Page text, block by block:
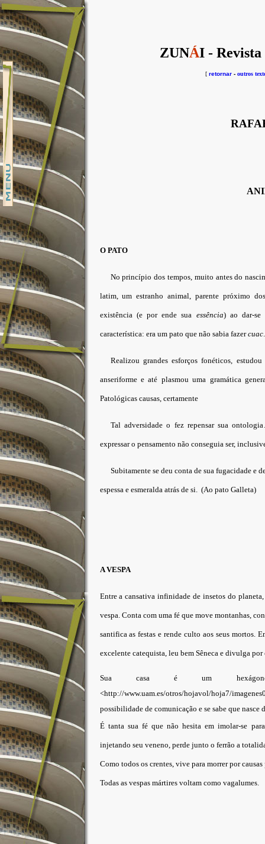
ZUNÁI - Revista
[ retornar- outros
O PATO
No princípio dos tempos, muito antes do
latim, um estranho animal, parente próximo
existência (e por ende sua essência) ao dar-se
característica: era um pato que não sabia fazercuac.
Realizou grandes esforços fonéticos,
anseriforme e até plasmou uma gramática
Patológicas causas, certamente
Tal adversidade o fez repensar sua
expressar o pensamento não conseguia ser,
Subitamente se deu conta de sua fugacidade e
espessa e esmeralda atrás de si. (Ao pato Galleta)
A VESPA
Entre a cansativa infinidade de insetos do
vespa. Conta com uma fé que move montanhas,
santifica as festas e rende culto aos seus mortos.
excelente catequista, leu bem Sêneca e divulga
Sua casa é um
<http://www.uam.es/otros/hojavol/hoja7/
possibilidade de comunicação e se sabe que nasce
É tanta sua fé que não hesita em imolar-se
injetando seu veneno, perde junto o ferrão a
Como todos os crentes, vive para morrer por
Todas as vespas mártires voltam como vagalumes.